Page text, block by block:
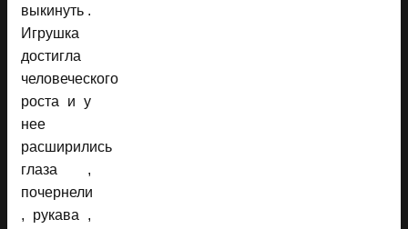
выкинуть .
Игрушка
достигла
человеческого
роста и у
нее
расширились
глаза ,
почернели
, рукава ,